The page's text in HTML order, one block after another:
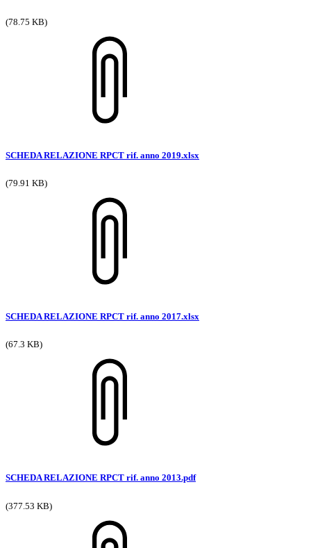
(78.75 KB)
SCHEDA RELAZIONE RPCT rif. anno 2019.xlsx
(79.91 KB)
SCHEDA RELAZIONE RPCT rif. anno 2017.xlsx
(67.3 KB)
SCHEDA RELAZIONE RPCT rif. anno 2013.pdf
(377.53 KB)